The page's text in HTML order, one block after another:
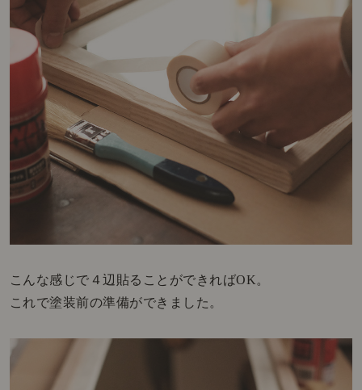
こんな感じで４辺貼ることができればOK。
これで塗装前の準備ができました。